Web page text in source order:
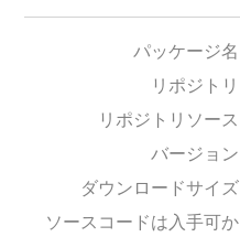
パッケージ名
リポジトリ
リポジトリソース
バージョン
ダウンロードサイズ
ソースコードは入手可か